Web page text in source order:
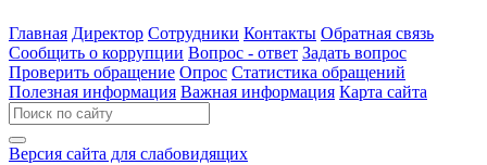
Главная Директор Сотрудники Контакты Обратная связь
Сообщить о коррупции Вопрос - ответ Задать вопрос
Проверить обращение Опрос Статистика обращений
Полезная информация Важная информация Карта сайта
Версия сайта для слабовидящих